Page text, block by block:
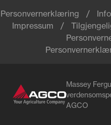
Personvernerklæring
Impressum
Massey
AGCO